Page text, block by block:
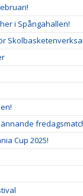
i Spångahallen!
Cup 2025!